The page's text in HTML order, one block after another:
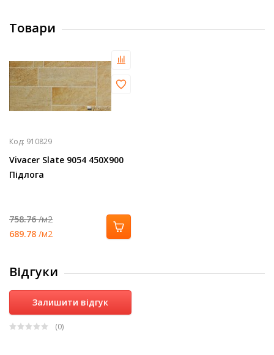
Товари
Код: 910829
Vivacer Slate 9054 450Х900
Підлога
758.76/м2
689.78 /м2
Відгуки
(0)
Залишити відгук